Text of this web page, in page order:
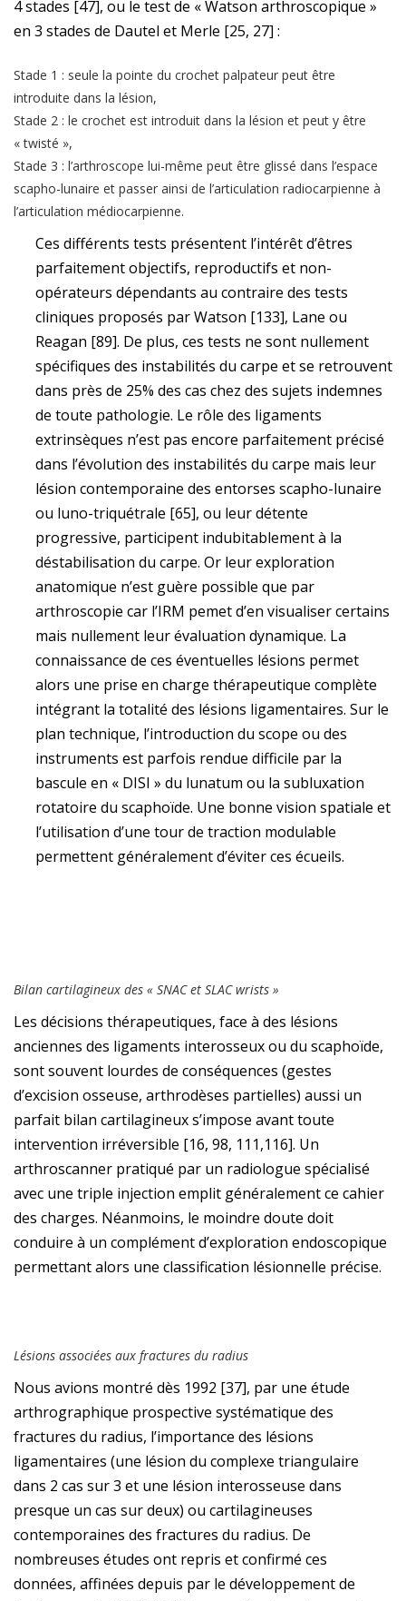
4 stades [47], ou le test de « Watson arthroscopique »
en 3 stades de Dautel et Merle [25, 27] :
Stade 1 : seule la pointe du crochet palpateur peut être
introduite dans la lésion,
Stade 2 : le crochet est introduit dans la lésion et peut y être
« twisté »,
Stade 3 : l’arthroscope lui-même peut être glissé dans l’espace
scapho-lunaire et passer ainsi de l’articulation radiocarpienne à
l’articulation médiocarpienne.
Ces différents tests présentent l’intérêt d’êtres
parfaitement objectifs, reproductifs et non-
opérateurs dépendants au contraire des tests
cliniques proposés par Watson [133], Lane ou
Reagan [89]. De plus, ces tests ne sont nullement
spécifiques des instabilités du carpe et se retrouvent
dans près de 25% des cas chez des sujets indemnes
de toute pathologie. Le rôle des ligaments
extrinsèques n’est pas encore parfaitement précisé
dans l’évolution des instabilités du carpe mais leur
lésion contemporaine des entorses scapho-lunaire
ou luno-triquétrale [65], ou leur détente
progressive, participent indubitablement à la
déstabilisation du carpe. Or leur exploration
anatomique n’est guère possible que par
arthroscopie car l’IRM pemet d’en visualiser certains
mais nullement leur évaluation dynamique. La
connaissance de ces éventuelles lésions permet
alors une prise en charge thérapeutique complète
intégrant la totalité des lésions ligamentaires. Sur le
plan technique, l’introduction du scope ou des
instruments est parfois rendue difficile par la
bascule en « DISI » du lunatum ou la subluxation
rotatoire du scaphoïde. Une bonne vision spatiale et
l’utilisation d’une tour de traction modulable
permettent généralement d’éviter ces écueils.
Bilan cartilagineux des « SNAC et SLAC wrists »
Les décisions thérapeutiques, face à des lésions
anciennes des ligaments interosseux ou du scaphoïde,
sont souvent lourdes de conséquences (gestes
d’excision osseuse, arthrodèses partielles) aussi un
parfait bilan cartilagineux s’impose avant toute
intervention irréversible [16, 98, 111,116]. Un
arthroscanner pratiqué par un radiologue spécialisé
avec une triple injection emplit généralement ce cahier
des charges. Néanmoins, le moindre doute doit
conduire à un complément d’exploration endoscopique
permettant alors une classification lésionnelle précise.
Lésions associées aux fractures du radius
Nous avions montré dès 1992 [37], par une étude
arthrographique prospective systématique des
fractures du radius, l’importance des lésions
ligamentaires (une lésion du complexe triangulaire
dans 2 cas sur 3 et une lésion interosseuse dans
presque un cas sur deux) ou cartilagineuses
contemporaines des fractures du radius. De
nombreuses études ont repris et confirmé ces
données, affinées depuis par le développement de